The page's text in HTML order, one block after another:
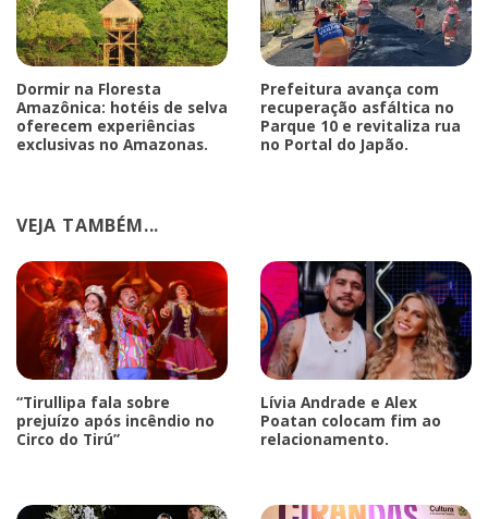
Dormir na Floresta
Amazônica: hotéis de selva
oferecem experiências
exclusivas no Amazonas.
Prefeitura avança com
recuperação asfáltica no
Parque 10 e revitaliza rua
no Portal do Japão.
VEJA TAMBÉM...
“Tirullipa fala sobre
prejuízo após incêndio no
Circo do Tirú”
Lívia Andrade e Alex
Poatan colocam fim ao
relacionamento.